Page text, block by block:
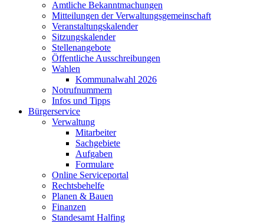
Amtliche Bekanntmachungen
Mitteilungen der Verwaltungsgemeinschaft
Veranstaltungskalender
Sitzungskalender
Stellenangebote
Öffentliche Ausschreibungen
Wahlen
Kommunalwahl 2026
Notrufnummern
Infos und Tipps
Bürgerservice
Verwaltung
Mitarbeiter
Sachgebiete
Aufgaben
Formulare
Online Serviceportal
Rechtsbehelfe
Planen & Bauen
Finanzen
Standesamt Halfing